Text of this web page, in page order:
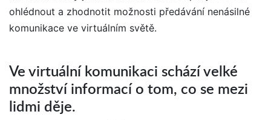
ohlédnout a zhodnotit možnosti předávání nenásilné
komunikace ve virtuálním světě.
Ve virtuální komunikaci schází velké
množství informací o tom, co se mezi
lidmi děje.